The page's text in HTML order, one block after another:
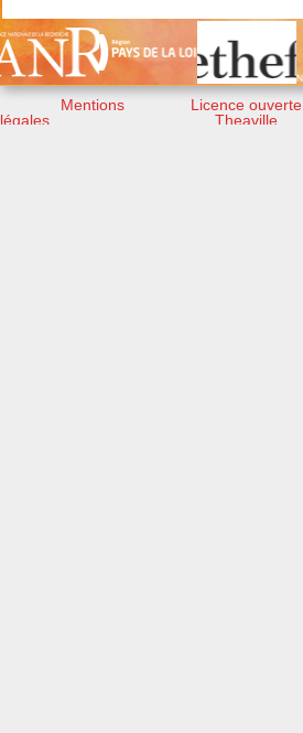
Mentions
légales
Licence ouverte
Theaville